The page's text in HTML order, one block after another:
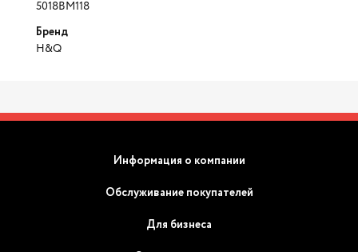
5018BM118
Бренд
H&Q
Информация о компании
Обслуживание покупателей
Для бизнеса